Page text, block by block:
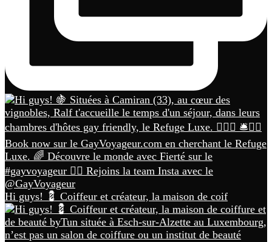
Hi guys! 💈 Coiffeur et créateur, la maison de coif